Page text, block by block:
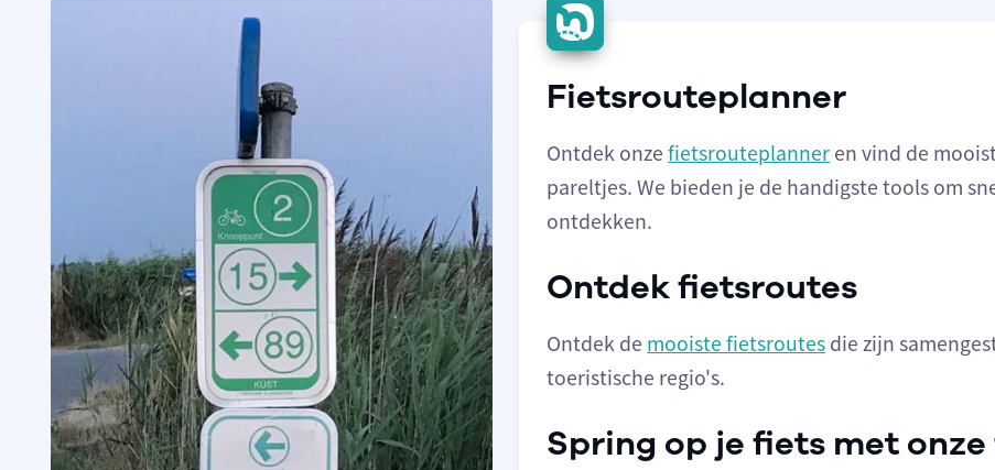
Fietsrouteplanner
Ontdek onzefietsrouteplanner en vind de
pareltjes. We bieden je de handigste tools om
ontdekken.
Ontdek fietsroutes
Ontdek de mooiste fietsroutes die zijn
toeristische regio's.
Spring op je fiets met